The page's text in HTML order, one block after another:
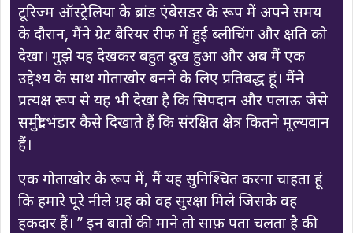
टूरिज्म ऑस्ट्रेलिया के ब्रांड एंबेसडर के रूप में अपने समय
के दौरान, मैंने ग्रेट बैरियर रीफ में हुई ब्लीचिंग और क्षति को
देखा। मुझे यह देखकर बहुत दुख हुआ और अब मैं एक
उद्देश्य के साथ गोताखोर बनने के लिए प्रतिबद्ध हूं। मैंने
प्रत्यक्ष रूप से यह भी देखा है कि सिपदान और पलाऊ जैसे
समुद्री भंडार कैसे दिखाते हैं कि संरक्षित क्षेत्र कितने मूल्यवान
हैं।
एक गोताखोर के रूप में, मैं यह सुनिश्चित करना चाहता हूं
कि हमारे पूरे नीले ग्रह को वह सुरक्षा मिले जिसके वह
हकदार हैं। ” इन बातों की माने तो साफ़ पता चलता है की